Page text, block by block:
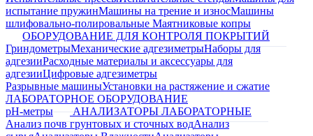
испытание пружинМашины на трение и износМашины
шлифовально-полировальные Маятниковые копры
ОБОРУДОВАНИЕ ДЛЯ КОНТРОЛЯ ПОКРЫТИЙ
ГриндометрыМеханические адгезиметрыНаборы для
адгезииРасходные материалы и аксессуары для
адгезииЦифровые адгезиметры
Разрывные машиныУстановки на растяжение и сжатие
ЛАБОРАТОРНОЕ ОБОРУДОВАНИЕ
pH-метры
АНАЛИЗАТОРЫ ЛАБОРАТОРНЫЕ
Анализ почв грунтовых и сточных водАнализ